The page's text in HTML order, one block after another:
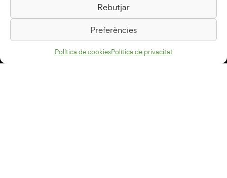
Rebutjar
Preferències
Política de cookiesPolítica de privacitat
Passeig de la Generalitat, 1
08500 Vic